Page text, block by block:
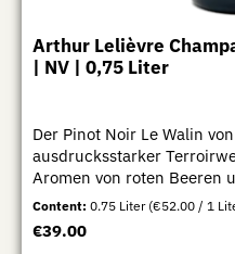
Arthur Lelièvre
| NV | 0,75 Liter
Der Pinot Noir Le Walin
ausdrucksstarker
Aromen von roten Beeren
mit subtiler Mineralität und
zeigt er sich seidig,
Struktur und einem
Content:0.75 Liter (€52.00 / 1
Regular price:
€39.00